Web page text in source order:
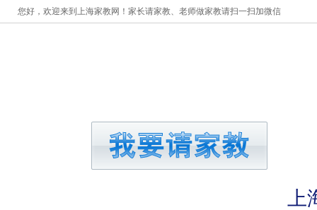
您好，欢迎来到上海家教网！家长请家教、老师做家教请扫一扫加微信